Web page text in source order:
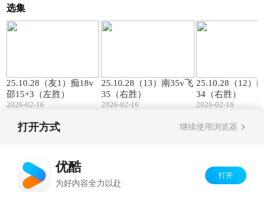
选集
25.10.28（友1）痴18v
邵15+3（左胜）
2026-02-16
25.10.28（13）南35v飞
35（右胜）
2026-02-16
25.10.28（12）
34（右胜）
2026-02-16
打开方式 继续使用浏览器
优酷
为好内容全力以赴
打开